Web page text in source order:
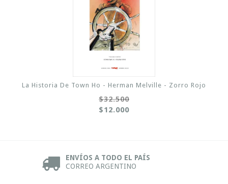
La Historia De Town Ho - Herman Melville - Zorro Rojo
$32.500
$12.000
ENVÍOS A TODO EL PAÍS
CORREO ARGENTINO